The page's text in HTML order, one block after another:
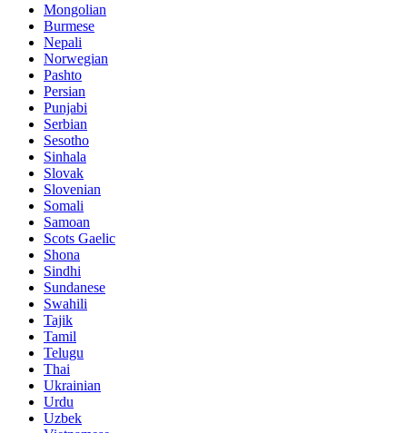
Mongolian
Burmese
Nepali
Norwegian
Pashto
Persian
Punjabi
Serbian
Sesotho
Sinhala
Slovak
Slovenian
Somali
Samoan
Scots Gaelic
Shona
Sindhi
Sundanese
Swahili
Tajik
Tamil
Telugu
Thai
Ukrainian
Urdu
Uzbek